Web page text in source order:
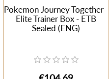
Pokemon Journey Together -
Elite Trainer Box - ETB
Sealed (ENG)